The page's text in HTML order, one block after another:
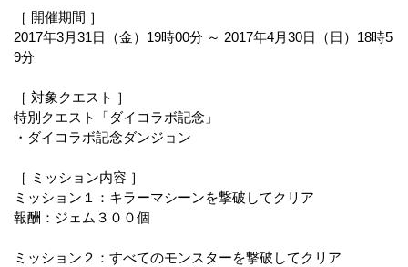
［ 開催期間 ］
2017年3月31日（金）19時00分 ～ 2017年4月30日（日）18時5
9分
［ 対象クエスト ］
特別クエスト「ダイコラボ記念」
・ダイコラボ記念ダンジョン
［ ミッション内容 ］
ミッション１：キラーマシーンを撃破してクリア
報酬：ジェム３００個
ミッション２：すべてのモンスターを撃破してクリア